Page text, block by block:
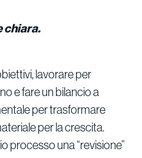
chiara.
lavorare per
e fare un bilancio a
per trasformare
per la crescita.
processo una “revisione”